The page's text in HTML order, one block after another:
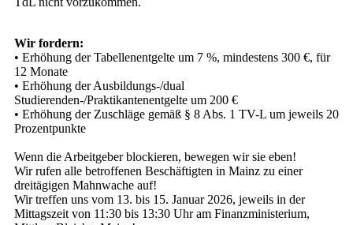
Wir fordern:
• Erhöhung der Tabellenentgelte um 7 %, mindestens 300 €, für
12 Monate
• Erhöhung der Ausbildungs-/dual
Studierenden-/Praktikantenentgelte um 200 €
• Erhöhung der Zuschläge gemäß § 8 Abs. 1 TV-L um jeweils 20
Prozentpunkte
Wenn die Arbeitgeber blockieren, bewegen wir sie eben!
Wir rufen alle betroffenen Beschäftigten in Mainz zu einer
dreitägigen Mahnwache auf!
Wir treffen uns vom 13. bis 15. Januar 2026, jeweils in der
Mittagszeit von 11:30 bis 13:30 Uhr am Finanzministerium,